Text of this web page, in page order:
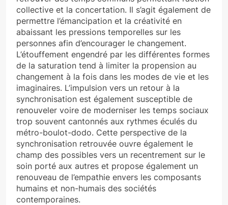
collective et la concertation. Il s’agit également de
permettre l’émancipation et la créativité en
abaissant les pressions temporelles sur les
personnes afin d’encourager le changement.
L’étouffement engendré par les différentes formes
de la saturation tend à limiter la propension au
changement à la fois dans les modes de vie et les
imaginaires. L’impulsion vers un retour à la
synchronisation est également susceptible de
renouveler voire de moderniser les temps sociaux
trop souvent cantonnés aux rythmes éculés du
métro-boulot-dodo. Cette perspective de la
synchronisation retrouvée ouvre également le
champ des possibles vers un recentrement sur le
soin porté aux autres et propose également un
renouveau de l’empathie envers les composants
humains et non-humais des sociétés
contemporaines.